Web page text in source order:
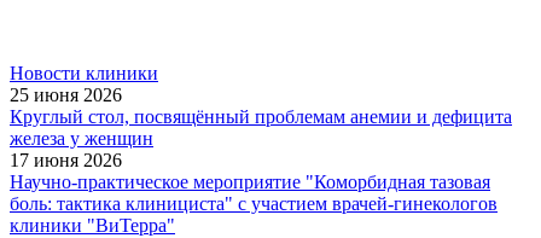
Новости клиники
25 июня 2026
Круглый стол, посвящённый проблемам анемии и дефицита
железа у женщин
17 июня 2026
Научно-практическое мероприятие "Коморбидная тазовая
боль: тактика клинициста" с участием врачей-гинекологов
клиники "ВиТерра"